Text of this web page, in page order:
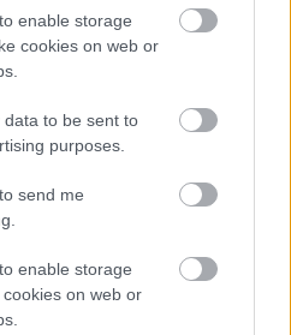
enable storage
cookies on web or
to be sent to
purposes.
send me
enable storage
on web or